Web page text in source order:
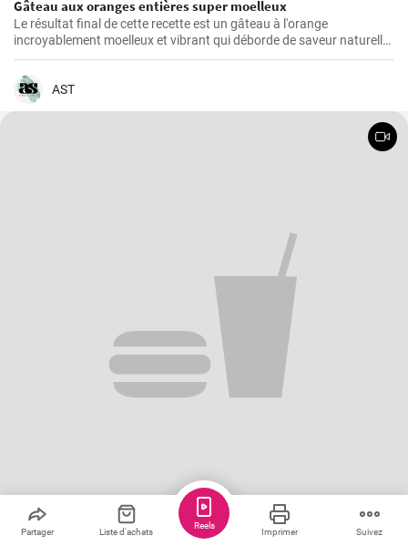
Gâteau aux oranges entières super moelleux
Le résultat final de cette recette est un gâteau à l'orange
incroyablement moelleux et vibrant qui déborde de saveur naturelle
d'agrumes.
AST
Sauver Partager
Partager Liste d'achats Imprimer Suivez
Reels